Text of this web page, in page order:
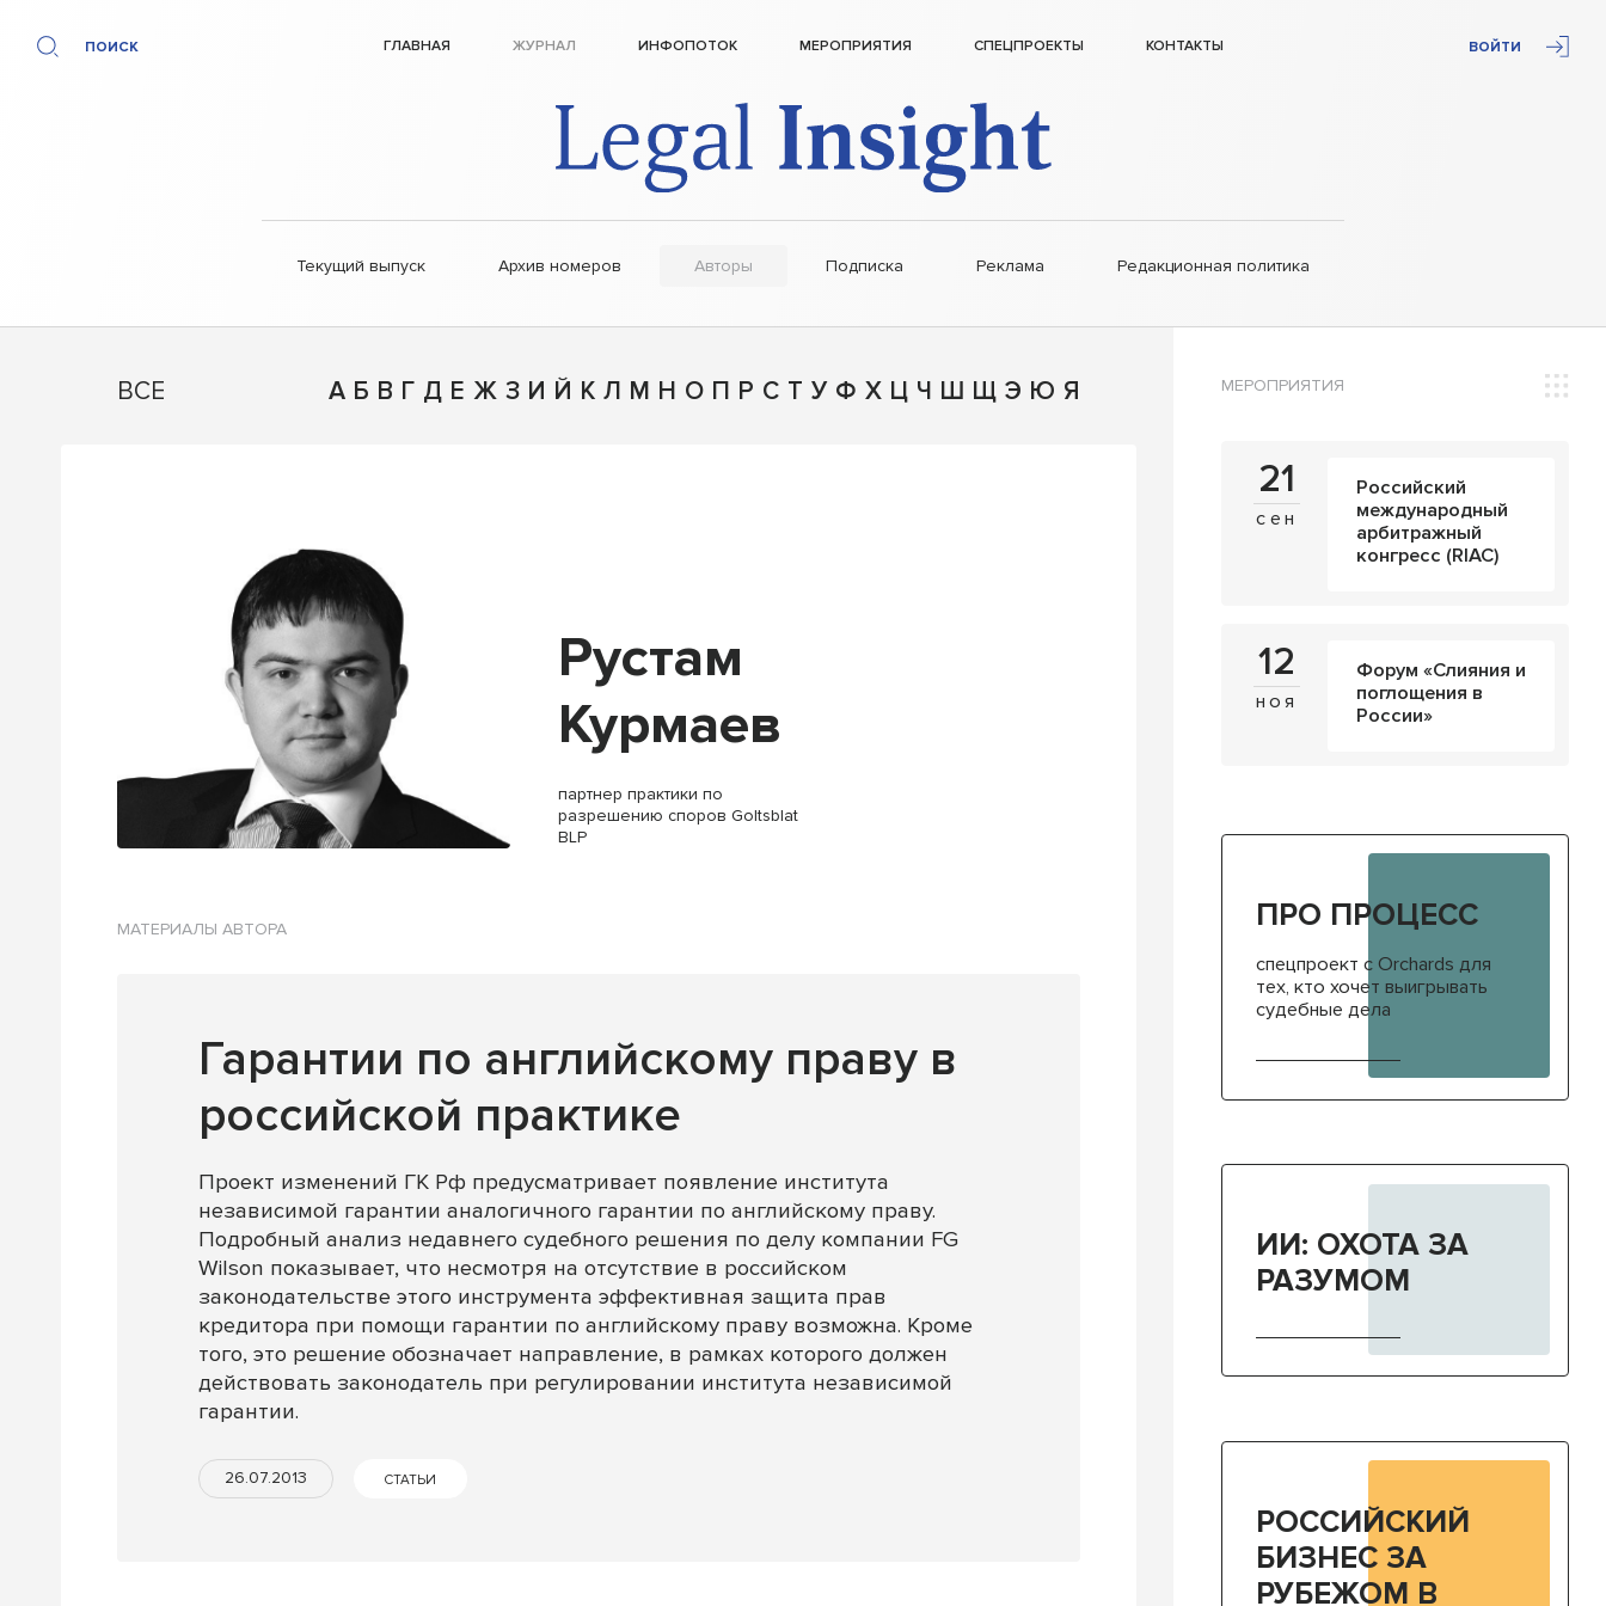
ПОИСК ГЛАВНАЯ ЖУРНАЛ ИНФОПОТОК МЕРОПРИЯТИЯ СПЕЦПРОЕКТЫ КОНТАКТЫ ВОЙТИ
Текущий выпуск Архив номеров Авторы Подписка Реклама Редакционная политика
ВСЕ А Б В Г Д Е Ж З И Й К Л М Н О П Р С Т У Ф Х Ц Ч Ш Щ Э Ю Я
Рустам
Курмаев
партнер практики по
разрешению споров Goltsblat
BLP
МАТЕРИАЛЫ АВТОРА
Гарантии по английскому праву в
российской практике
Проект изменений ГК Рф предусматривает появление института
независимой гарантии аналогичного гарантии по английскому праву.
Подробный анализ недавнего судебного решения по делу компании FG
Wilson показывает, что несмотря на отсутствие в российском
законодательстве этого инструмента эффективная защита прав
кредитора при помощи гарантии по английскому праву возможна. Кроме
того, это решение обозначает направление, в рамках которого должен
действовать законодатель при регулировании института независимой
гарантии.
26.07.2013 СТАТЬИ
МЕРОПРИЯТИЯ
21
сен
Российский
международный
арбитражный
конгресс (RIAC)
12
ноя
Форум «Слияния и
поглощения в
России»
ПРО ПРОЦЕСС
спецпроект с Orchards для
тех, кто хочет выигрывать
судебные дела
ИИ: ОХОТА ЗА
РАЗУМОМ
РОССИЙСКИЙ
БИЗНЕС ЗА
РУБЕЖОМ В